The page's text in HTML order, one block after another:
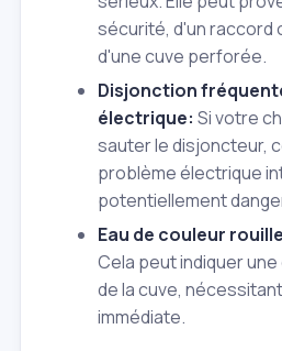
sécurité, d'un raccord
d'une cuve perforée.
Disjonction
électrique: Si votre
sauter le disjoncteur,
problème électrique
potentiellement
Eau de couleur
Cela peut indiquer
de la cuve,
immédiate.